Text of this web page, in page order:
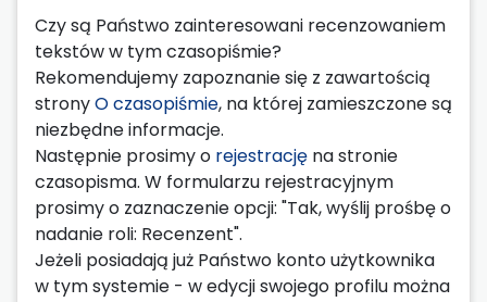
Czy są Państwo zainteresowani recenzowaniem
tekstów w tym czasopiśmie?
Rekomendujemy zapoznanie się z zawartością
stronyO czasopiśmie, na której zamieszczone są
niezbędne informacje.
Następnie prosimy o rejestrację na stronie
czasopisma. W formularzu rejestracyjnym
prosimy o zaznaczenie opcji: "Tak, wyślij prośbę o
nadanie roli: Recenzent".
Jeżeli posiadają już Państwo konto użytkownika
w tym systemie - w edycji swojego profilu można